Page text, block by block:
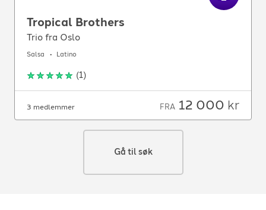
Tropical Brothers
Trio fra Oslo
Salsa Latino
(1)
3 medlemmer FRA 12 000 kr
Gå til søk